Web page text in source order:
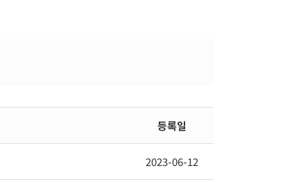
등록일
2023-06-12